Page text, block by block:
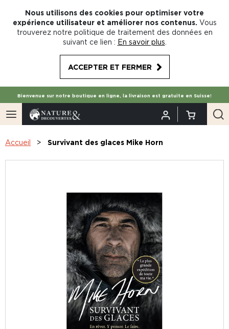
Nous utilisons des cookies pour optimiser votre
expérience utilisateur et améliorer nos contenus. Vous
trouverez notre politique de traitement des données en
suivant ce lien : En savoir plus
ACCEPTER ET FERMER
Bienvenue sur notre boutique en ligne, la livraison est gratuite en Suisse!
Accueil Survivant des glaces Mike Horn